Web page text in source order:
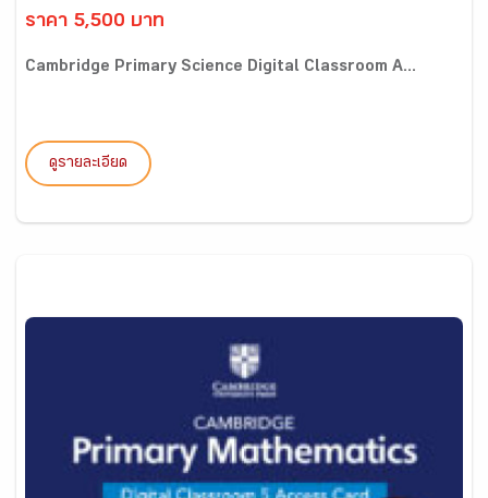
ราคา 5,500 บาท
Cambridge Primary Science Digital Classroom A...
ดูรายละเอียด